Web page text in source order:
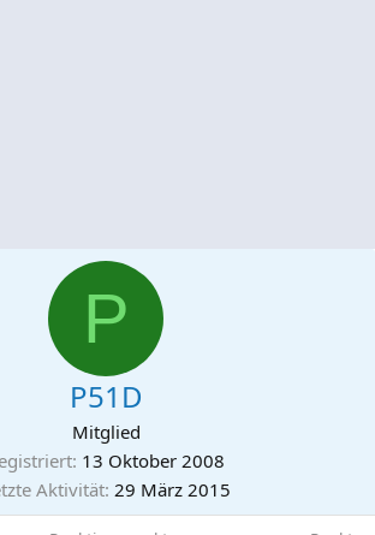
P
P51D
Mitglied
13 Oktober 2008
Aktivität 29 März 2015